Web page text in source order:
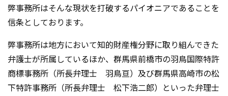
弊事務所はそんな現状を打破するパイオニアであることを
信条としております。
弊事務所は地方において知的財産権分野に取り組んできた
弁護士が所属しているほか、群馬県前橋市の羽鳥国際特許
商標事務所（所長弁理士 羽鳥亘）及び群馬県高崎市の松
下特許事務所（所長弁理士 松下浩二郎）といった弁理士